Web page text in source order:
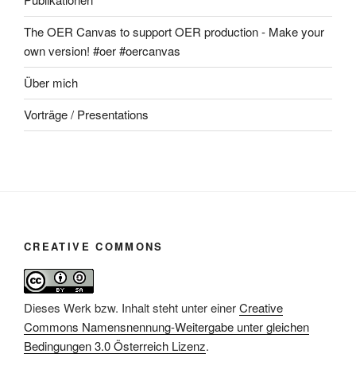
The OER Canvas to support OER production - Make your
own version! #oer #oercanvas
Über mich
Vorträge / Presentations
CREATIVE COMMONS
Dieses Werk bzw. Inhalt steht unter einerCreative
Commons Namensnennung-Weitergabe unter gleichen
Bedingungen 3.0 Österreich Lizenz.